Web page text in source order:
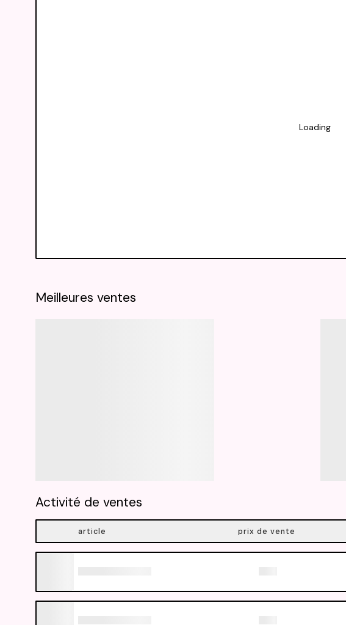
Loading
Meilleures ventes
Activité de ventes
article prix de vente